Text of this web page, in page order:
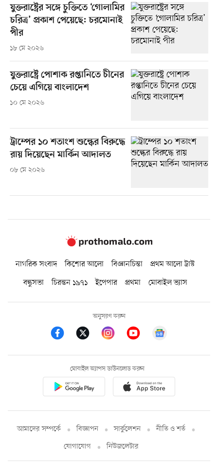
যুক্তরাষ্ট্রের সঙ্গে চুক্তিতে ‘গোলামির
চরিত্র’ প্রকাশ পেয়েছে: চরমোনাই
পীর
১৮ মে ২০২৬
যুক্তরাষ্ট্রে পোশাক রপ্তানিতে চীনের
চেয়ে এগিয়ে বাংলাদেশ
১০ মে ২০২৬
ট্রাম্পের ১০ শতাংশ শুল্কের বিরুদ্ধে
রায় দিয়েছেন মার্কিন আদালত
০৮ মে ২০২৬
নাগরিক সংবাদ কিশোর আলো বিজ্ঞানচিন্তা
প্রথম আলো ট্রাস্ট
বন্ধুসভা
চিরন্তন ১৯৭১ ইপেপার প্রথমা মোবাইল ভ্যাস
অনুসরণ করুন
মোবাইল অ্যাপস ডাউনলোড করুন
আমাদের সম্পর্কে বিজ্ঞাপন সার্কুলেশন
নীতি ও শর্ত
যোগাযোগ
নিউজলেটার